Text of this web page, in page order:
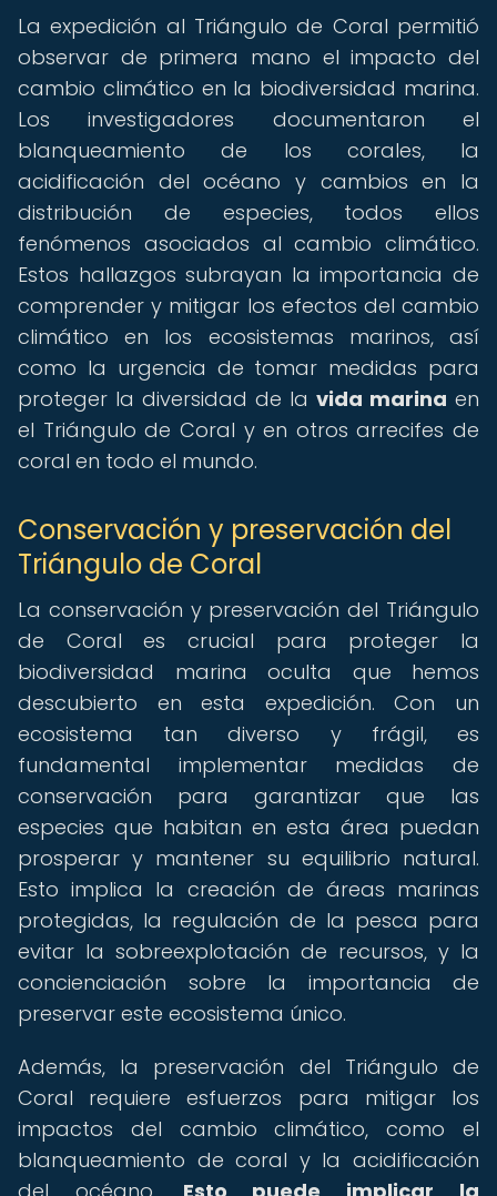
La expedición al Triángulo de Coral permitió
observar de primera mano el impacto del
cambio climático en la biodiversidad marina.
Los investigadores documentaron el
blanqueamiento de los corales, la
acidificación del océano y cambios en la
distribución de especies, todos ellos
fenómenos asociados al cambio climático.
Estos hallazgos subrayan la importancia de
comprender y mitigar los efectos del cambio
climático en los ecosistemas marinos, así
como la urgencia de tomar medidas para
proteger la diversidad de la vida marina en
el Triángulo de Coral y en otros arrecifes de
coral en todo el mundo.
Conservación y preservación del
Triángulo de Coral
La conservación y preservación del Triángulo
de Coral es crucial para proteger la
biodiversidad marina oculta que hemos
descubierto en esta expedición. Con un
ecosistema tan diverso y frágil, es
fundamental implementar medidas de
conservación para garantizar que las
especies que habitan en esta área puedan
prosperar y mantener su equilibrio natural.
Esto implica la creación de áreas marinas
protegidas, la regulación de la pesca para
evitar la sobreexplotación de recursos, y la
concienciación sobre la importancia de
preservar este ecosistema único.
Además, la preservación del Triángulo de
Coral requiere esfuerzos para mitigar los
impactos del cambio climático, como el
blanqueamiento de coral y la acidificación